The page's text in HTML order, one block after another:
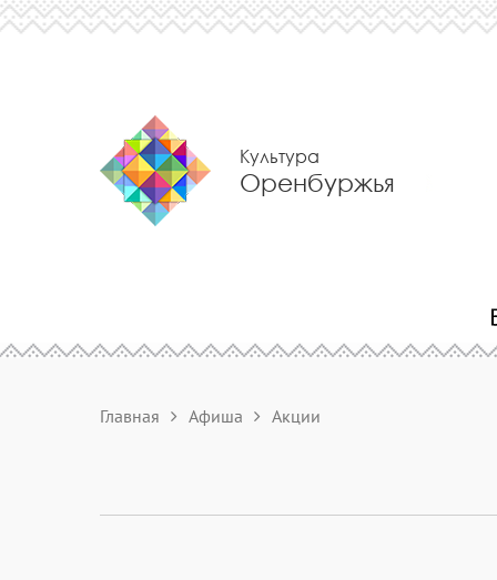
Культура
Оренбуржья
Главная Афиша Акции